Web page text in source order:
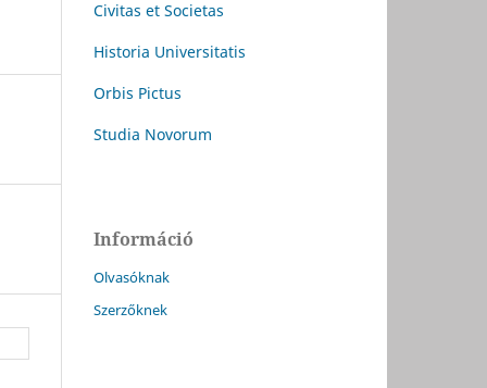
Civitas et Societas
Historia Universitatis
Orbis Pictus
Studia Novorum
Információ
Olvasóknak
Szerzőknek